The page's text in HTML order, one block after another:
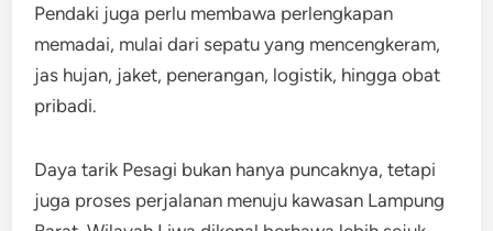
Pendaki juga perlu membawa perlengkapan
memadai, mulai dari sepatu yang mencengkeram,
jas hujan, jaket, penerangan, logistik, hingga obat
pribadi.
Daya tarik Pesagi bukan hanya puncaknya, tetapi
juga proses perjalanan menuju kawasan Lampung